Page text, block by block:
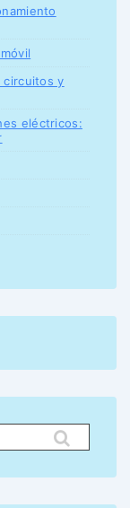
circuitos y
eléctricos: